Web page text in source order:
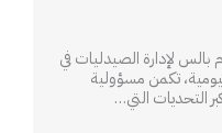
لإدارة الصيدليات في
تكمن مسؤولية
التحديات التي…